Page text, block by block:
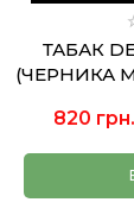
ТАБАК
(ЧЕРНИКА
820 грн.